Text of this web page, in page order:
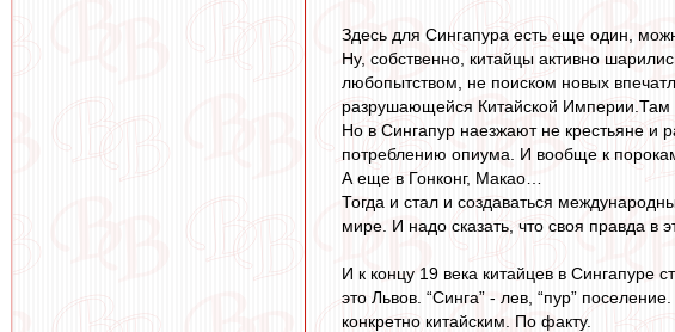
Здесь для Сингапура есть еще один,
Ну, собственно, китайцы активно
любопытством, не поиском новых
разрушающейся Китайской Империи.Там
Но в Сингапур наезжают не крестьяне и
потреблению опиума. И вообще к
А еще в Гонконг, Макао…
Тогда и стал и создаваться
мире. И надо сказать, что своя правда в
И к концу 19 века китайцев в Сингапуре
это Львов. “Синга” - лев, “пур”
конкретно китайским. По факту.